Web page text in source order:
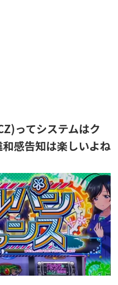
ってシステムはク
感告知は楽しいよね